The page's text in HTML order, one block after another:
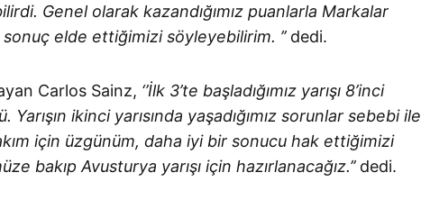
Genel olarak kazandığımız puanlarla Markalar
elde ettiğimizi söyleyebilirim. ’’dedi.
Carlos Sainz, ‘’İlk 3’te başladığımız yarışı 8’inci
ikinci yarısında yaşadığımız sorunlar sebebi ile
için üzgünüm, daha iyi bir sonucu hak ettiğimizi
bakıp Avusturya yarışı için hazırlanacağız.’’dedi.